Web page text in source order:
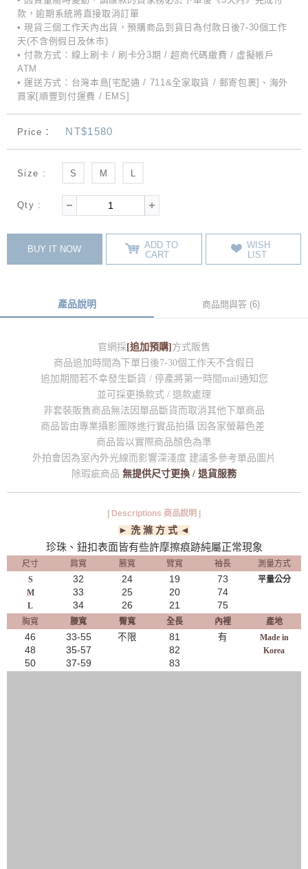
款，逾期系統將直接取消訂單
• 現貨三個工作天內出貨，預購商品到貨日為付款日後7-30個工作
天(不含例假日及休市)
• 付款方式：線上刷卡 / 刷卡分3期 / 超商代碼繳費 / 虛擬帳戶
ATM
• 運送方式：台灣本島[宅配通 / 711&全家取貨 / 郵寄包裹]、海外
買家[順豐到付運費 / EMS]
Price： NT$1580
Size : S M
Qty :
BUY IT NOW
ADD TO
CART
WISH
LIST
產品說明 商品問與答 (6)
官網採 [追加預購] 方式販售
商品追加時間為下單日後7-30個工作天不含假日
追加期間若不幸發生斷貨 / 停產將第一時間mail通知您
並可採更換款式 / 退款處理
非套裝販售商品無法因單品斷貨而取消其他下單商品
商品皆由專業攝影團隊進行實品拍攝 因各家螢幕色差
商品皆以實際商品顏色為準
外拍會因為室內外光線而影響深淺度 建議多參考單品圖片
除瑕疵商品 無提供尺寸更換 / 退貨服務
| Descriptions 商品說明 |
► 洗 滌 方 式 ◄
珍珠、鈕扣表面皆有些許摩擦痕跡純屬正常現象
尺寸 肩寬 腋寬 臂寬 袖長
測量方式
S
M
L
32
33
34
24
25
26
19
20
21
73
74
75
平量公分
胸寬 腰寬 臀寬 全長 內裡 產地
46
48
50
33-55
35-57
37-59
不限
81
82
83
有
Made in
Korea